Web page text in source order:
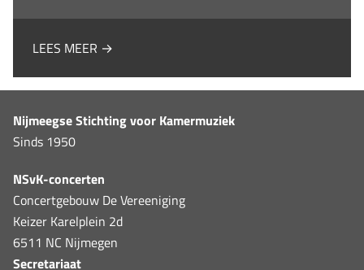
LEES MEER →
Nijmeegse Stichting voor Kamermuziek
Sinds 1950
NSvK-concerten
Concertgebouw De Vereeniging
Keizer Karelplein 2d
6511 NC Nijmegen
Secretariaat